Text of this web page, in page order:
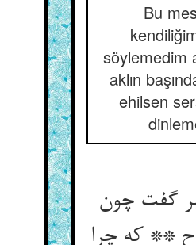
Bu
söylemedim
aklın
ehilsen
گفت چون
** که چرا